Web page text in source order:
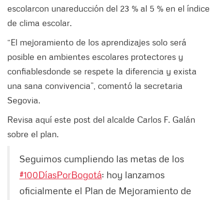
escolarcon unareducción del 23 % al 5 % en el índice
de clima escolar.
“El mejoramiento de los aprendizajes solo será
posible en ambientes escolares protectores y
confiablesdonde se respete la diferencia y exista
una sana convivencia”, comentó la secretaria
Segovia.
Revisa aquí este post del alcalde Carlos F. Galán
sobre el plan.
Seguimos cumpliendo las metas de los
#100DíasPorBogotá: hoy lanzamos
oficialmente el Plan de Mejoramiento de